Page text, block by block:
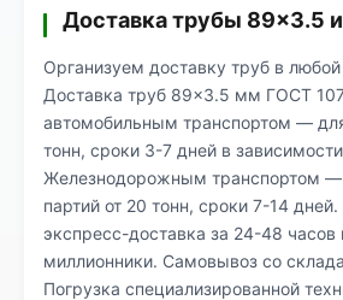
Доставка трубы 89×3.5
Организуем доставку труб в
Доставка труб 89×3.5 мм ГОСТ
автомобильным транспортом —
тонн, сроки 3-7 дней в
Железнодорожным транспортом
партий от 20 тонн, сроки 7-14
экспресс-доставка за 24-48 часов
миллионники. Самовывоз со
Погрузка специализированной